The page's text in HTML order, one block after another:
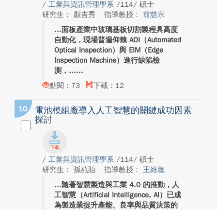
/ 工業與資訊管理學系 /114/ 碩士
研究生： 顏吉秀
指導教授： 翁慈宗
面板產業中玻璃基板切割製程具高度
自動化，現場普遍仰賴 AOI（Automated
Optical Inspection）與 EIM（Edge
Inspection Machine）進行缺陷檢
測，...
點閱：73
下載：12
10
電池模組廠導入人工智慧的關鍵成功因素
探討
/ 工業與資訊管理學系 /114/ 碩士
研究生： 孫苑貽
指導教授： 王維聰
隨著智慧製造與工業 4.0 的推動，人
工智慧（Artificial Intelligence, AI）已成
為製造業提升產能、良率與品質決策的